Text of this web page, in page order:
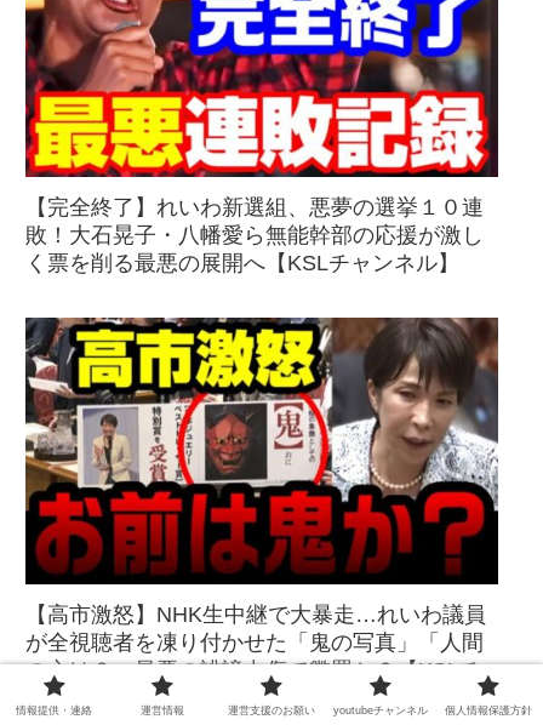
【完全終了】れいわ新選組、悪夢の選挙１０連
敗！大石晃子・八幡愛ら無能幹部の応援が激し
く票を削る最悪の展開へ【KSLチャンネル】
【高市激怒】NHK生中継で大暴走…れいわ議員
が全視聴者を凍り付かせた「鬼の写真」「人間
の心は？」最悪の誹謗中傷で懲罰か？【KSLチ
ャンネル】
情報提供・連絡 運営情報 運営支援のお願い youtubeチャンネル 個人情報保護方針